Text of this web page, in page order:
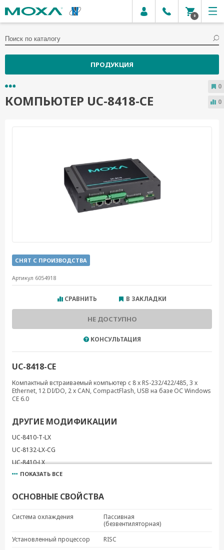
0
ПРОДУКЦИЯ
КОМПЬЮТЕР UC-8418-CE
СНЯТ С ПРОИЗВОДСТВА
Артикул 6054918
СРАВНИТЬ В ЗАКЛАДКИ
НЕ ДОСТУПНО
КОНСУЛЬТАЦИЯ
UC-8418-CE
Компактный встраиваемый компьютер с 8 x RS-232/422/485, 3 x
Ethernet, 12 DI/DO, 2 x CAN, CompactFlash, USB на базе ОС Windows
CE 6.0
ДРУГИЕ МОДИФИКАЦИИ
UC-8410-T-LX
UC-8132-LX-CG
UC-8410-LX
UC-8112-LX-STK
UC-8416-T-LX
UC-8131-T-LX
ПОКАЗАТЬ ВСЕ
ОСНОВНЫЕ СВОЙСТВА
Система охлаждения
Пассивная
(безвентиляторная)
Установленный процессор
RISC
0
0